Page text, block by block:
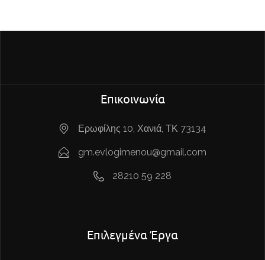
Επικοινωνία
Ερωφίλης 10, Χανιά, ΤΚ 73134
gm.evlogimenou@gmail.com
28210 59 228
Επιλεγμένα Έργα